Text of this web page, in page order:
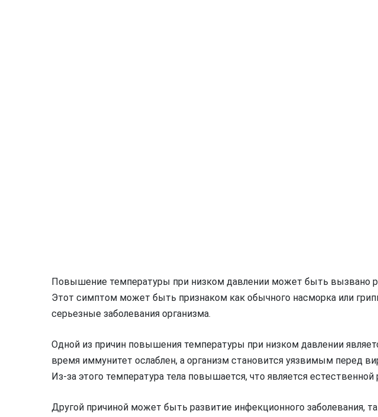
Повышение температуры при низком давлении может быть вызвано
Этот симптом может быть признаком как обычного насморка или
серьезные заболевания организма.
Одной из причин повышения температуры при низком давлении
время иммунитет ослаблен, а организм становится уязвимым перед
Из-за этого температура тела повышается, что является естественной
Другой причиной может быть развитие инфекционного заболевания,